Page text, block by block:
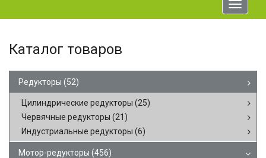
Toggle
Каталог товаров
Редукторы (52)
Цилиндрические редукторы (25)
Червячные редукторы (21)
Индустриальные редукторы (6)
Мотор-редукторы (456)